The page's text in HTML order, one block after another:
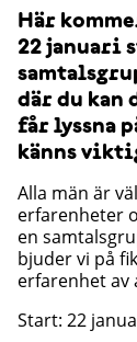
Här
22 januari
där du kan
får lyssna
känns
Alla män är
erfarenheter
en
bjuder vi på
erfarenhet av
Start: 22